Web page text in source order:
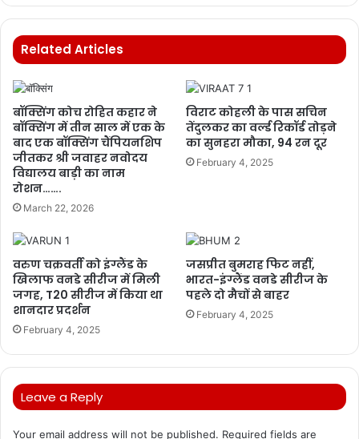
Related Articles
बॉक्सिंग कोच रोहित कहार ने
बॉक्सिंग में तीन साल में एक के
बाद एक बॉक्सिंग चैंपियनशिप
जीतकर श्री जवाहर नवोदय
विद्यालय बाड़ी का नाम
रोशन…….
March 22, 2026
विराट कोहली के पास सचिन
तेंदुलकर का वर्ल्ड रिकॉर्ड तोड़ने
का सुनहरा मौका, 94 रन दूर
February 4, 2025
वरुण चक्रवर्ती को इंग्लैंड के
खिलाफ वनडे सीरीज में मिली
जगह, T20 सीरीज में किया था
शानदार प्रदर्शन
February 4, 2025
जसप्रीत बुमराह फिट नहीं,
भारत-इंग्लैंड वनडे सीरीज के
पहले दो मैचों से बाहर
February 4, 2025
Leave a Reply
Your email address will not be published. Required fields are